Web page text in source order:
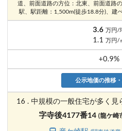
道、前面道路の方位：北東、前面道路
駅、駅距離：1,500m(徒歩18.8分)、建
3.6 万円/
1.1 万円/
+0.9%
公示地価の推移
16 . 中規模の一般住宅が多く
字寺後4177番14 (龍ケ崎